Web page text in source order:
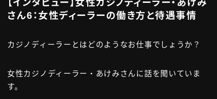
運営者情報
お問い合わせ
【インタビュー】女性カジノディーラー・あけみ
さん6：女性ディーラーの働き方と待遇事情
カジノディーラーとはどのようなお仕事でしょうか？
女性カジノディーラー・あけみさんに話を聞いていま
す。